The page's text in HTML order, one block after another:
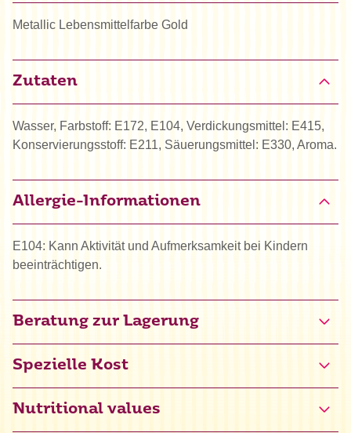
Metallic Lebensmittelfarbe Gold
Zutaten
Wasser, Farbstoff: E172, E104, Verdickungsmittel: E415,
Konservierungsstoff: E211, Säuerungsmittel: E330, Aroma.
Allergie-Informationen
E104: Kann Aktivität und Aufmerksamkeit bei Kindern
beeinträchtigen.
Beratung zur Lagerung
Spezielle Kost
Halal
Nutritional values